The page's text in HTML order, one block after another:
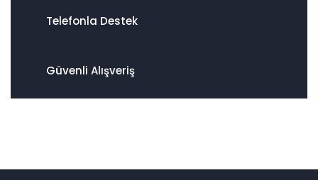
Telefonla Destek
Güvenli Alışveriş